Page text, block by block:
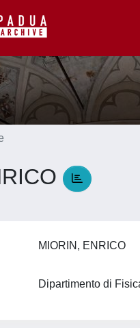
MIORIN, ENRICO
Dipartimento di